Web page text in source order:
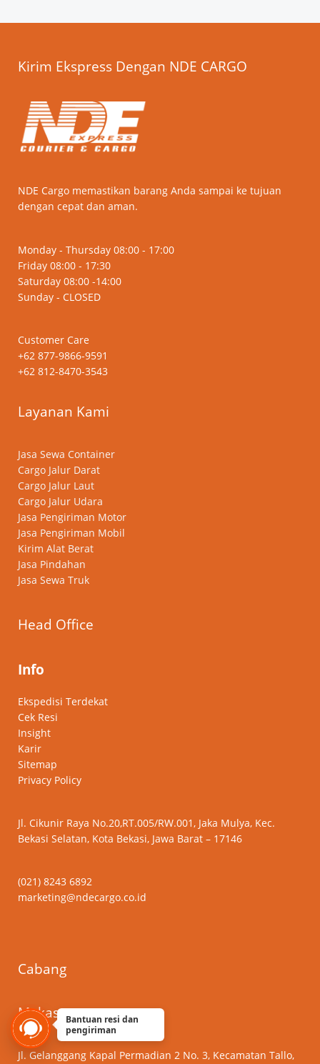
Kirim Ekspress Dengan NDE CARGO
NDE Cargo memastikan barang Anda sampai ke tujuan
dengan cepat dan aman.
Monday - Thursday 08:00 - 17:00
Friday 08:00 - 17:30
Saturday 08:00 -14:00
Sunday - CLOSED
Customer Care
+62 877-9866-9591
+62 812-8470-3543
Layanan Kami
Jasa Sewa Container
Cargo Jalur Darat
Cargo Jalur Laut
Cargo Jalur Udara
Jasa Pengiriman Motor
Jasa Pengiriman Mobil
Kirim Alat Berat
Jasa Pindahan
Jasa Sewa Truk
Head Office
Info
Ekspedisi Terdekat
Cek Resi
Insight
Karir
Sitemap
Privacy Policy
Jl. Cikunir Raya No.20,RT.005/RW.001, Jaka Mulya, Kec.
Bekasi Selatan, Kota Bekasi, Jawa Barat – 17146
(021) 8243 6892
marketing@ndecargo.co.id
Cabang
Makassar
Jl. Gelanggang Kapal Permadian 2 No. 3, Kecamatan Tallo,
Bantuan resi dan
pengiriman